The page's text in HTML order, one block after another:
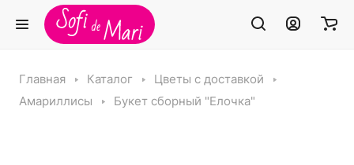
Главная Каталог
Цветы с доставкой
Амариллисы
Букет сборный "Елочка"